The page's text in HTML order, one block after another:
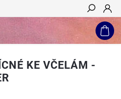
Hledat
KE VČELÁM -